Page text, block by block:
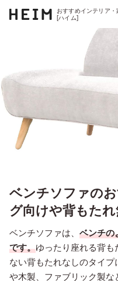
おすすめインテリア
[ハイム]
ベンチソファの
グ向けや背もた
ベンチソファは、 ベンチの
です。ゆったり座れる背
ない背もたれなしのタイ
や木製、ファブリック製